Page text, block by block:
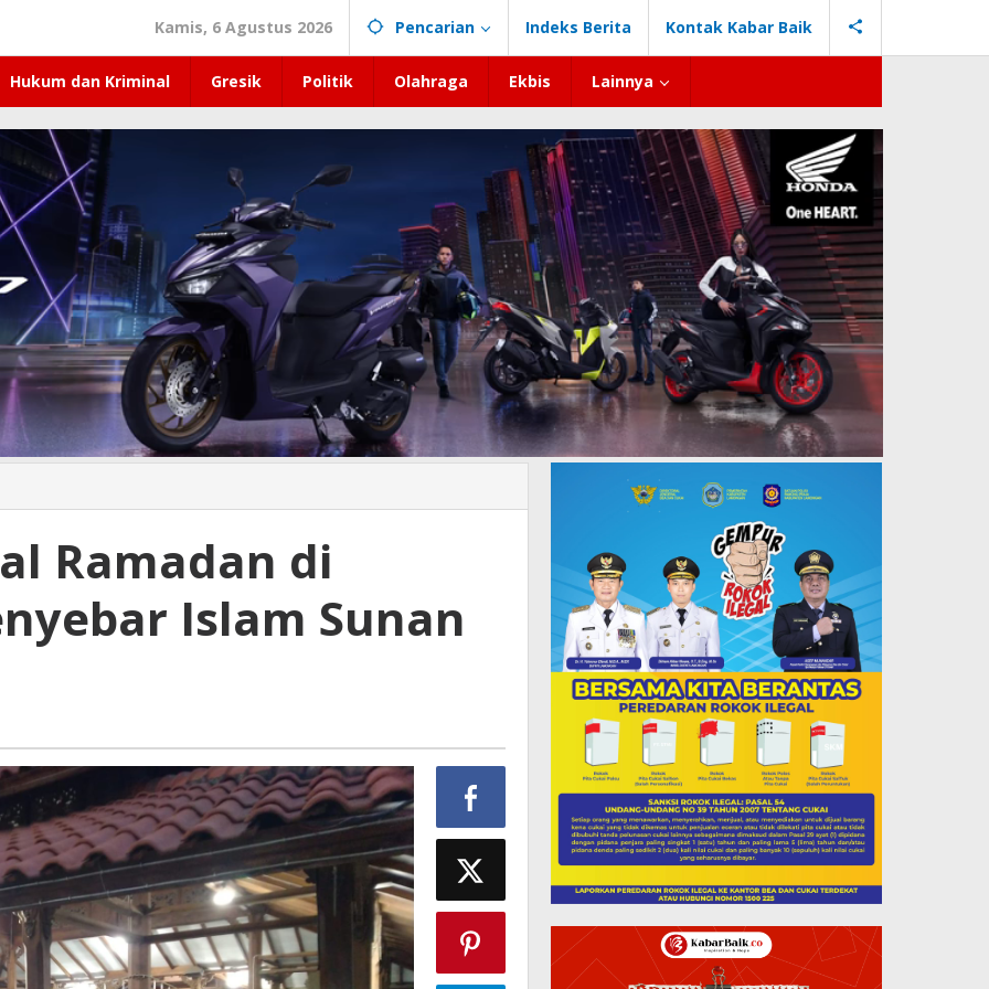
Kamis, 6 Agustus 2026 Pencarian Indeks Berita Kontak Kabar Baik
Hukum dan Kriminal Gresik Politik Olahraga Ekbis Lainnya
Ramadan di
Islam Sunan